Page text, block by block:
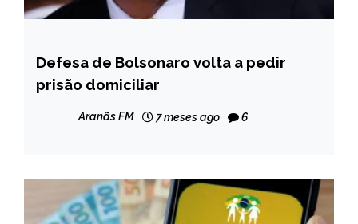
BRASIL
NOTÍCIAS
Defesa de Bolsonaro volta a pedir
prisão domiciliar
Aranãs FM 7 meses ago 6